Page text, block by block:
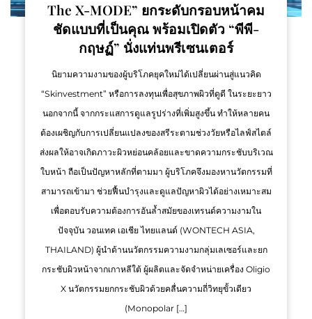
The X-MODE” ยกระดับกรอบหน้าคม
ชัดแบบที่เป็นคุณ พร้อมเปิดตัว “พีพี-
กฤษฏ์” นั่งแท่นพรีเซนเตอร์
นิยามความงามของผู้บริโภคยุคใหม่ได้เปลี่ยนผ่านสู่แนวคิด
“Skinvestment” หรือการลงทุนเพื่อสุขภาพผิวที่ดูดี ในระยะยาว
นอกจากนี้ จากกระแสการดูแลรูปร่างที่เพิ่มสูงขึ้น ทำให้หลายคน
ต้องเผชิญกับการเปลี่ยนแปลงของสรีระตามช่วงวัยหรือไลฟ์สไตล์
ส่งผลให้อาจเกิดภาวะผิวหย่อนคล้อยและขาดความกระชับบริเวณ
ใบหน้า ถือเป็นปัญหาหลักที่ตามมา ผู้บริโภคจึงมองหานวัตกรรมที่
สามารถเข้ามา ช่วยฟื้นบำรุงและดูแลปัญหาผิวได้อย่างเหมาะสม
เพื่อตอบรับความต้องการอันล้ำสมัยของเทรนด์ความงามใน
ปัจจุบัน วอนเทค เอเชีย ไทยแลนด์ (WONTECH ASIA,
THAILAND) ผู้นำด้านนวัตกรรมความงามกลุ่มเลเซอร์และยก
กระชับผิวหน้าจากเกาหลีใต้ ผู้ผลิตและจัดจำหน่ายเครื่อง Oligio
X นวัตกรรมยกกระชับผิวด้วยคลื่นความถี่วิทยุขั้วเดียว
(Monopolar […]